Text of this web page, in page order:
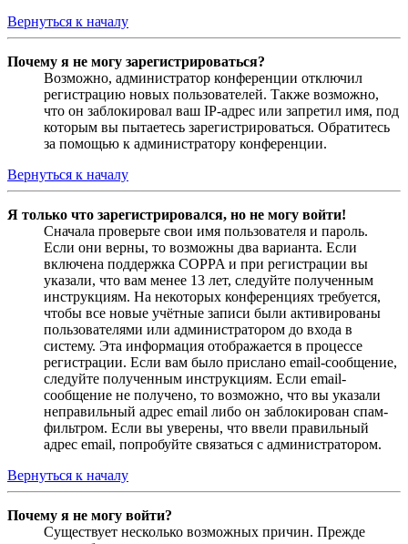
Вернуться к началу
Почему я не могу зарегистрироваться?
Возможно, администратор конференции отключил
регистрацию новых пользователей. Также возможно,
что он заблокировал ваш IP-адрес или запретил имя, под
которым вы пытаетесь зарегистрироваться. Обратитесь
за помощью к администратору конференции.
Вернуться к началу
Я только что зарегистрировался, но не могу войти!
Сначала проверьте свои имя пользователя и пароль.
Если они верны, то возможны два варианта. Если
включена поддержка COPPA и при регистрации вы
указали, что вам менее 13 лет, следуйте полученным
инструкциям. На некоторых конференциях требуется,
чтобы все новые учётные записи были активированы
пользователями или администратором до входа в
систему. Эта информация отображается в процессе
регистрации. Если вам было прислано email-сообщение,
следуйте полученным инструкциям. Если email-
сообщение не получено, то возможно, что вы указали
неправильный адрес email либо он заблокирован спам-
фильтром. Если вы уверены, что ввели правильный
адрес email, попробуйте связаться с администратором.
Вернуться к началу
Почему я не могу войти?
Существует несколько возможных причин. Прежде